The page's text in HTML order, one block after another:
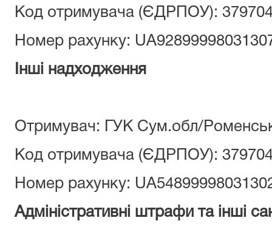
Код отримувача (ЄДРПОУ):
Номер рахунку:
Інші надходження
Отримувач: ГУК Сум.обл/
Код отримувача (ЄДРПОУ):
Номер рахунку:
Адміністративні штрафи та інші